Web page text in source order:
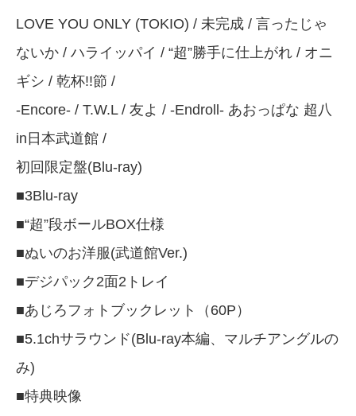
LOVE YOU ONLY (TOKIO) / 未完成 / 言ったじゃ
ないか / ハライッパイ / “超”勝手に仕上がれ / オニ
ギシ / 乾杯!!節 /
-Encore- / T.W.L / 友よ / -Endroll- あおっぱな 超八
in日本武道館 /
初回限定盤(Blu-ray)
■3Blu-ray
■“超”段ボールBOX仕様
■ぬいのお洋服(武道館Ver.)
■デジパック2面2トレイ
■あじろフォトブックレット（60P）
■5.1chサラウンド(Blu-ray本編、マルチアングルの
み)
■特典映像